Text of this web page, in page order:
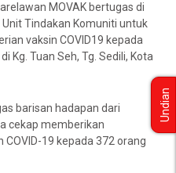
MOVAK bertugas di
Tindakan Komuniti untuk
vaksin COVID19 kepada
Kg. Tuan Seh, Tg. Sedili, Kota
barisan hadapan dari
cekap memberikan
19 kepada 372 orang
Undian